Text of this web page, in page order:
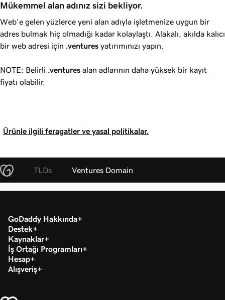
Mükemmel alan adınız sizi bekliyor.
Web'e gelen yüzlerce yeni alan adıyla işletmenize uygun bir
adres bulmak hiç olmadığı kadar kolaylaştı. Alakalı, akılda kalıcı
bir web adresi için .ventures yatırımınızı yapın.
NOTE: Belirli .ventures alan adlarının daha yüksek bir kayıt
fiyatı olabilir.
Ürünle ilgili feragatler ve yasal politikalar.
TLDs Ventures Domain
GoDaddy Hakkında
Destek
Kaynaklar
İş Ortağı Programları
Hesap
Alışveriş